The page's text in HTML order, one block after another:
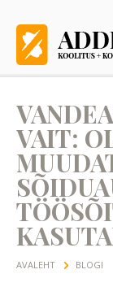
VAIT:
AVALEHT BLOGI